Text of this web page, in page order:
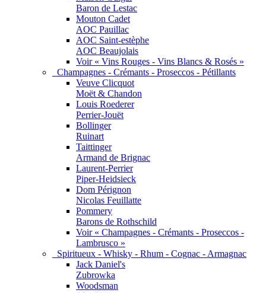
Baron de Lestac
Mouton Cadet
AOC Pauillac
AOC Saint-estèphe
AOC Beaujolais
Voir « Vins Rouges - Vins Blancs & Rosés »
Champagnes - Crémants - Proseccos - Pétillants
Veuve Clicquot
Moët & Chandon
Louis Roederer
Perrier-Jouët
Bollinger
Ruinart
Taittinger
Armand de Brignac
Laurent-Perrier
Piper-Heidsieck
Dom Pérignon
Nicolas Feuillatte
Pommery
Barons de Rothschild
Voir « Champagnes - Crémants - Proseccos -
Lambrusco »
Spiritueux - Whisky - Rhum - Cognac - Armagnac
Jack Daniel's
Zubrowka
Woodsman